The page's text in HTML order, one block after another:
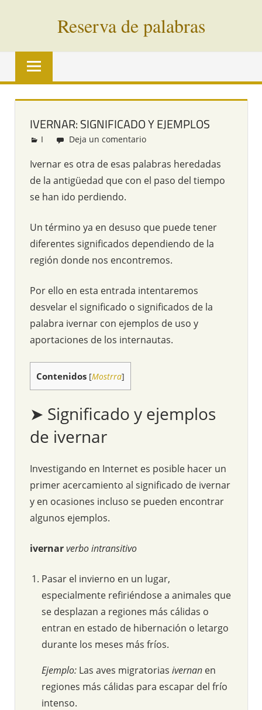
Reserva de palabras
Palabras
vías
todo
mundo
IVERNAR: SIGNIFICADO Y EJEMPLOS
Redacción
I Deja un comentario
Ivernar es otra de esas palabras heredadas
de la antigüedad que con el paso del tiempo
se han ido perdiendo.
Un término ya en desuso que puede tener
diferentes significados dependiendo de la
región donde nos encontremos.
Por ello en esta entrada intentaremos
desvelar el significado o significados de la
palabra ivernar con ejemplos de uso y
aportaciones de los internautas.
Contenidos [Mostrra]
➤ Significado y ejemplos
de ivernar
Investigando en Internet es posible hacer un
primer acercamiento al significado de ivernar
y en ocasiones incluso se pueden encontrar
algunos ejemplos.
ivernarverbo intransitivo
Pasar el invierno en un lugar,
especialmente refiriéndose a animales que
se desplazan a regiones más cálidas o
entran en estado de hibernación o letargo
durante los meses más fríos.
Ejemplo: Las aves migratorias ivernan en
regiones más cálidas para escapar del frío
intenso.